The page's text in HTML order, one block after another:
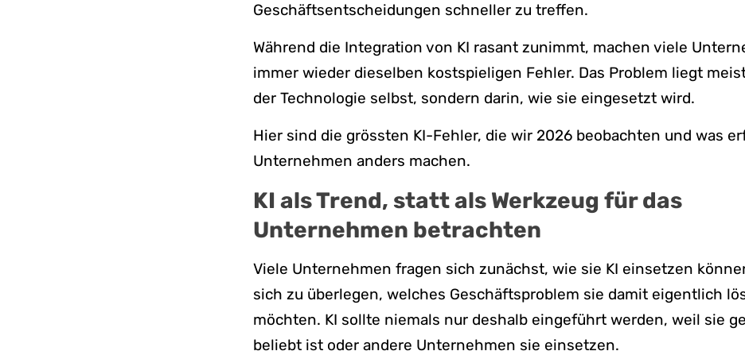
Geschäftsentscheidungen schneller zu treffen.
Während die Integration von KI rasant zunimmt, machen viele
immer wieder dieselben kostspieligen Fehler. Das Problem liegt
der Technologie selbst, sondern darin, wie sie eingesetzt wird.
Hier sind die grössten KI-Fehler, die wir 2026 beobachten und was
Unternehmen anders machen.
KI als Trend, statt als Werkzeug für das
Unternehmen betrachten
Viele Unternehmen fragen sich zunächst, wie sie KI einsetzen
sich zu überlegen, welches Geschäftsproblem sie damit eigentlich
möchten. KI sollte niemals nur deshalb eingeführt werden, weil sie
beliebt ist oder andere Unternehmen sie einsetzen.